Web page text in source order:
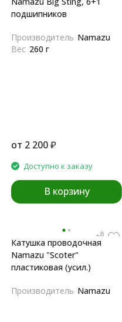
подшипников
Производитель Namazu
Вес 260 г
от 2 200₽
Доступно к заказу
В корзину
Катушка проводочная
Namazu "Scoter"
пластиковая (усил.)
Производитель Namazu